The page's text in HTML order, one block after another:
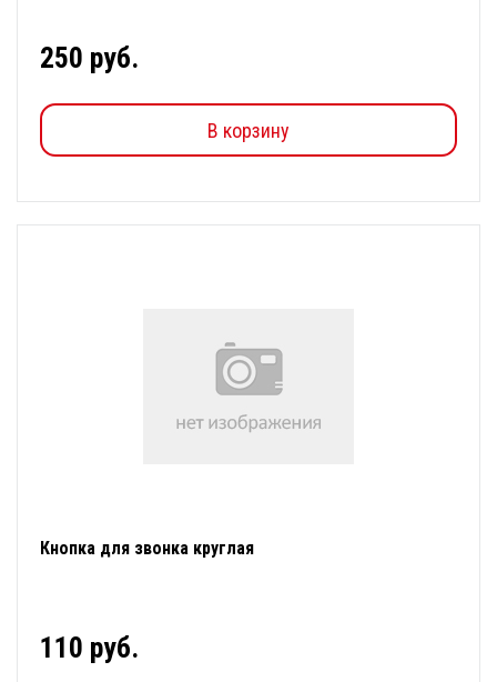
250 руб.
В корзину
Кнопка для звонка круглая
110 руб.